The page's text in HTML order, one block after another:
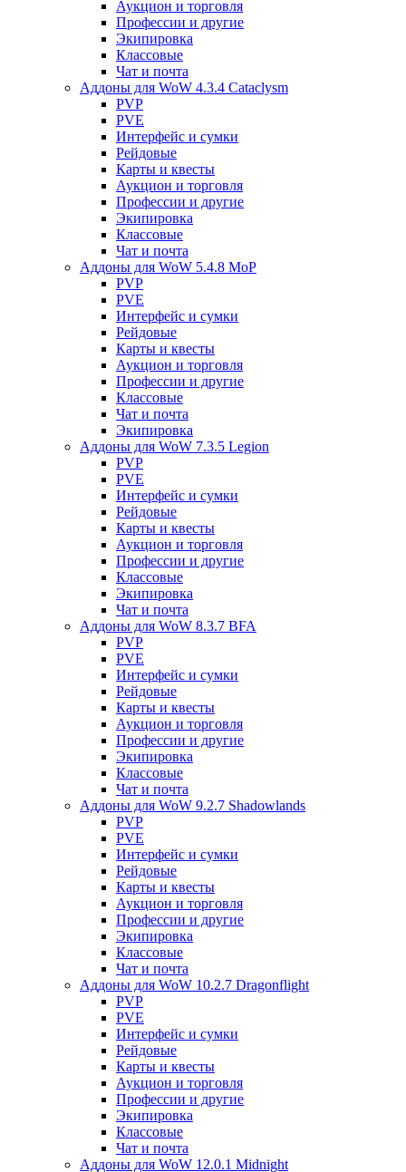
Аукцион и торговля
Профессии и другие
Экипировка
Классовые
Чат и почта
Аддоны для WoW 4.3.4 Cataclysm
PVP
PVE
Интерфейс и сумки
Рейдовые
Карты и квесты
Аукцион и торговля
Профессии и другие
Экипировка
Классовые
Чат и почта
Аддоны для WoW 5.4.8 MoP
PVP
PVE
Интерфейс и сумки
Рейдовые
Карты и квесты
Аукцион и торговля
Профессии и другие
Классовые
Чат и почта
Экипировка
Аддоны для WoW 7.3.5 Legion
PVP
PVE
Интерфейс и сумки
Рейдовые
Карты и квесты
Аукцион и торговля
Профессии и другие
Классовые
Экипировка
Чат и почта
Аддоны для WoW 8.3.7 BFA
PVP
PVE
Интерфейс и сумки
Рейдовые
Карты и квесты
Аукцион и торговля
Профессии и другие
Экипировка
Классовые
Чат и почта
Аддоны для WoW 9.2.7 Shadowlands
PVP
PVE
Интерфейс и сумки
Рейдовые
Карты и квесты
Аукцион и торговля
Профессии и другие
Экипировка
Классовые
Чат и почта
Аддоны для WoW 10.2.7 Dragonflight
PVP
PVE
Интерфейс и сумки
Рейдовые
Карты и квесты
Аукцион и торговля
Профессии и другие
Экипировка
Классовые
Чат и почта
Аддоны для WoW 12.0.1 Midnight